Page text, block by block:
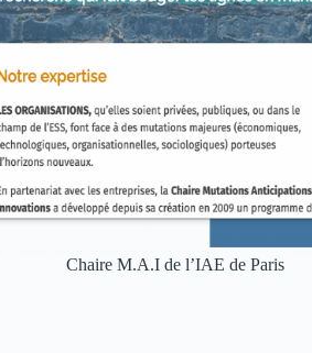
Chaire M.A.I de l’IAE de Paris